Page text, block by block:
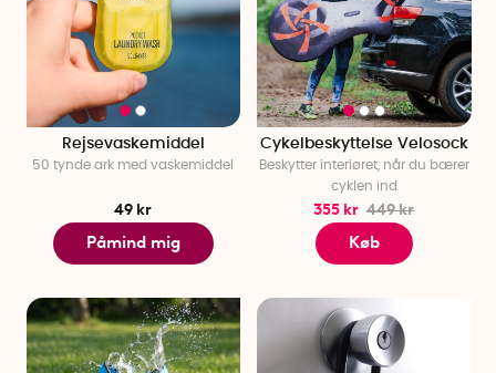
Rejsevaskemiddel
50 tynde ark med vaskemiddel
49 kr
Påmind mig
Cykelbeskyttelse Velosock
Beskytter interiøret, når du bærer
cyklen ind
355 kr 449 kr
Køb